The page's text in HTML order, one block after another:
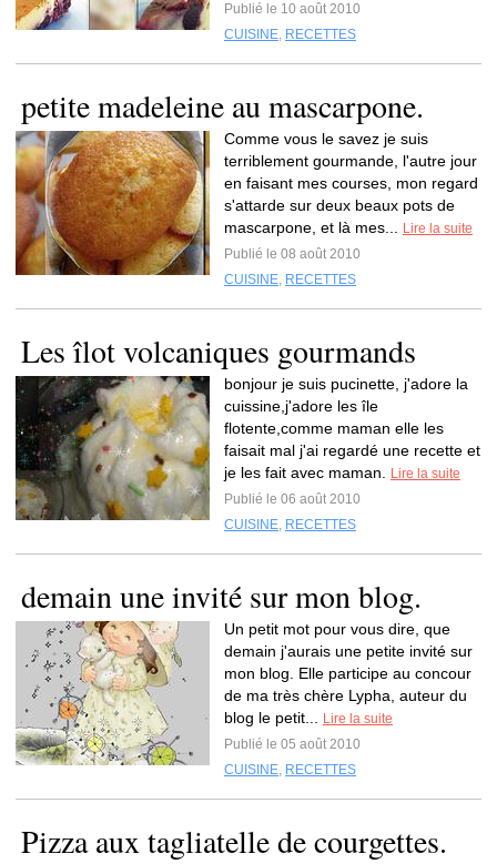
Publié le 10 août 2010
CUISINE, RECETTES
petite madeleine au mascarpone.
Comme vous le savez je suis
terriblement gourmande, l'autre jour
en faisant mes courses, mon regard
s'attarde sur deux beaux pots de
mascarpone, et là mes...
Lire la suite
Publié le 08 août 2010
CUISINE, RECETTES
Les îlot volcaniques gourmands
bonjour je suis pucinette, j'adore la
cuissine,j'adore les île
flotente,comme maman elle les
faisait mal j'ai regardé une recette et
je les fait avec maman.
Lire la suite
Publié le 06 août 2010
CUISINE, RECETTES
demain une invité sur mon blog.
Un petit mot pour vous dire, que
demain j'aurais une petite invité sur
mon blog. Elle participe au concour
de ma très chère Lypha, auteur du
blog le petit...
Lire la suite
Publié le 05 août 2010
CUISINE, RECETTES
Pizza aux tagliatelle de courgettes.